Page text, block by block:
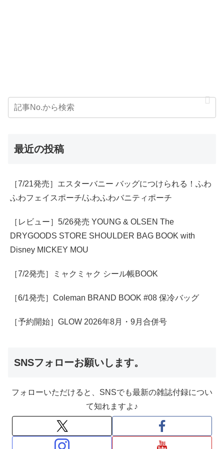
最近の投稿
［7/21発売］エスターバニー バッグにつけられる！ふわ
ふわフェイスポーチ/ふわふわバニティポーチ
［レビュー］5/26発売 YOUNG & OLSEN The
DRYGOODS STORE SHOULDER BAG BOOK with
Disney MICKEY MOU
［7/2発売］ミャクミャク シール帳BOOK
［6/1発売］Coleman BRAND BOOK #08 保冷バッグ
［予約開始］GLOW 2026年8月・9月合併号
SNSフォローお願いします。
フォローいただけると、SNSでも最新の雑誌付録につい
て知れますよ♪